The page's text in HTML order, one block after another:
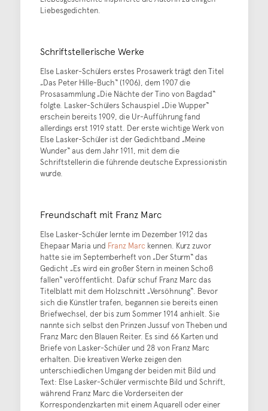
Liebesgedichten.
Schriftstellerische Werke
Else Lasker-Schülers erstes Prosawerk trägt den Titel
„Das Peter Hille-Buch“ (1906), dem 1907 die
Prosasammlung „Die Nächte der Tino von Bagdad“
folgte. Lasker-Schülers Schauspiel „Die Wupper“
erschein bereits 1909, die Ur-Aufführung fand
allerdings erst 1919 statt. Der erste wichtige Werk von
Else Lasker-Schüler ist der Gedichtband „Meine
Wunder“ aus dem Jahr 1911, mit dem die
Schriftstellerin die führende deutsche Expressionistin
wurde.
Freundschaft mit Franz Marc
Else Lasker-Schüler lernte im Dezember 1912 das
Ehepaar Maria und Franz Marc kennen. Kurz zuvor
hatte sie im Septemberheft von „Der Sturm“ das
Gedicht „Es wird ein großer Stern in meinen Schoß
fallen“ veröffentlicht. Dafür schuf Franz Marc das
Titelblatt mit dem Holzschnitt „Versöhnung“. Bevor
sich die Künstler trafen, begannen sie bereits einen
Briefwechsel, der bis zum Sommer 1914 anhielt. Sie
nannte sich selbst den Prinzen Jussuf von Theben und
Franz Marc den Blauen Reiter. Es sind 66 Karten und
Briefe von Lasker-Schüler und 28 von Franz Marc
erhalten. Die kreativen Werke zeigen den
unterschiedlichen Umgang der beiden mit Bild und
Text: Else Lasker-Schüler vermischte Bild und Schrift,
während Franz Marc die Vorderseiten der
Korrespondenzkarten mit einem Aquarell oder einer